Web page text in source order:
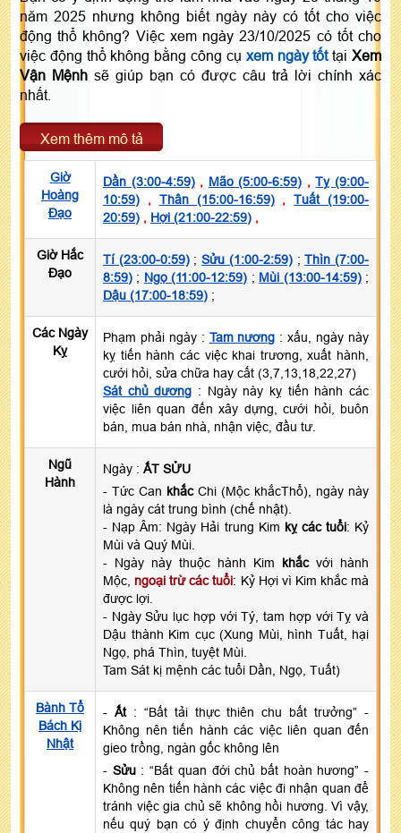
năm 2025 nhưng không biết ngày này có tốt cho việc
động thổ không? Việc xem ngày 23/10/2025 có tốt cho
việc động thổ không bằng công cụ xem ngày tốttạiXem
Vận Mệnh sẽ giúp bạn có được câu trả lời chính xác
nhất.
Xem thêm mô tả
Giờ
Hoàng
Đạo
Dần (3:00-4:59), Mão (5:00-6:59) ,Tỵ (9:00-
10:59) , Thân (15:00-16:59),Tuất (19:00-
20:59) , Hợi (21:00-22:59) ,
Giờ Hắc
Đạo
Tí (23:00-0:59);Sửu (1:00-2:59);Thìn (7:00-
8:59) ; Ngọ (11:00-12:59) ; Mùi (13:00-14:59);
Dậu (17:00-18:59) ;
Các Ngày
Kỵ
Phạm phải ngày : Tam nương : xấu, ngày này
kỵ tiến hành các việc khai trương, xuất hành,
cưới hỏi, sửa chữa hay cất (3,7,13,18,22,27)
Sát chủ dương : Ngày này kỵ tiến hành các
việc liên quan đến xây dựng, cưới hỏi, buôn
bán, mua bán nhà, nhận việc, đầu tư.
Ngũ
Hành
Ngày : ẤT SỬU
- Tức Can khắcChi (Mộc khắcThổ), ngày này
là ngày cát trung bình (chế nhật).
- Nạp Âm: Ngày Hải trung Kim kỵ các tuổi: Kỷ
Mùi và Quý Mùi.
- Ngày này thuộc hành Kim khắcvới hành
Mộc, ngoại trừ các tuổi: Kỷ Hợi vì Kim khắc mà
được lợi.
- Ngày Sửu lục hợp với Tý, tam hợp với Tỵ và
Dậu thành Kim cục (Xung Mùi, hình Tuất, hại
Ngọ, phá Thìn, tuyệt Mùi.
Tam Sát kị mệnh các tuổi Dần, Ngọ, Tuất)
Bành Tổ
Bách Kị
Nhật
- Ất: “Bất tải thực thiên chu bất trưởng” -
Không nên tiến hành các việc liên quan đến
gieo trồng, ngàn gốc không lên
- Sửu: “Bất quan đới chủ bất hoàn hương” -
Không nên tiến hành các việc đi nhận quan để
tránh việc gia chủ sẽ không hồi hương. Vì vậy,
nếu quý bạn có ý định chuyển công tác hay